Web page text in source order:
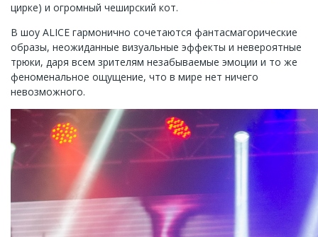
цирке) и огромный чеширский кот.
В шоу ALICE гармонично сочетаются фантасмагорические
образы, неожиданные визуальные эффекты и невероятные
трюки, даря всем зрителям незабываемые эмоции и то же
феноменальное ощущение, что в мире нет ничего
невозможного.